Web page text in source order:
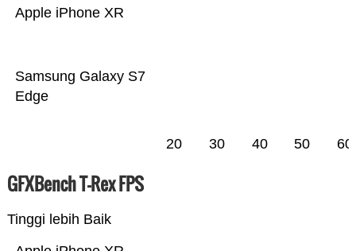
Samsung Galaxy S7
Edge
Apple iPhone XR
20 30 40 50 60
GFXBench T-Rex FPS
Tinggi lebih Baik